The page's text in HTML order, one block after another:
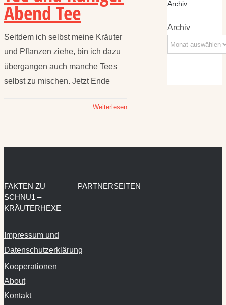
Abend Tee
Seitdem ich selbst meine Kräuter
und Pflanzen ziehe, bin ich dazu
übergangen auch manche Tees
selbst zu mischen. Jetzt Ende
Weiterlesen
Archiv
Archiv
FAKTEN ZU
SCHNU1 –
KRÄUTERHEXE
Impressum und
Datenschutzerklärung
Kooperationen
About
Kontakt
PARTNERSEITEN